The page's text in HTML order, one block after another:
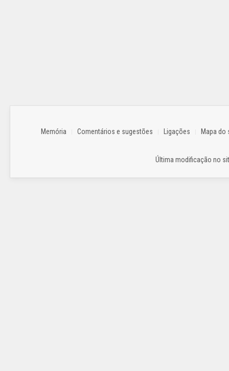
Memória Comentários e sugestões Ligações Mapa do
Última modificação no